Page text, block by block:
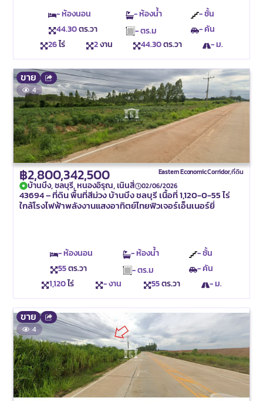
- ห้องนอน - ห้องน้ำ
- ชั้น
44.30ตร.วา - ตร.ม
- คัน
26ไร่ 2งาน 44.30ตร.วา - ม.
ขาย
4
฿2,800,342,500 Eastern Economic Corridor,ที่ดิน
บ้านบึง, ชลบุรี, หนองอิรุณ, เนินสี่ 02/06/2026
43694 – ที่ดิน พื้นที่สีม่วง บ้านบึง ชลบุรี เนื้อที่ 1,120-0-55 ไร่
ใกล้โรงไฟฟ้าพลังงานแสงอาทิตย์ไทยฟิวเจอร์เอ็นเนอร์ยี่
- ห้องนอน - ห้องน้ำ
- ชั้น
55ตร.วา - ตร.ม
- คัน
1,120ไร่ - งาน 55ตร.วา - ม.
ขาย
4